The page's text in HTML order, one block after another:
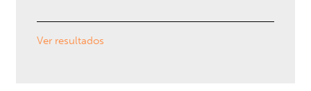
Ver resultados